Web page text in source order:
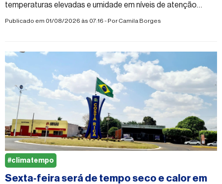
temperaturas elevadas e umidade em níveis de atenção
durante a tarde em municípios da região Norte de Mato
Publicado em 01/08/2026 às 07:16 - PorCamila Borges
Sexta-feira será de tempo seco e calor em
#climatempo